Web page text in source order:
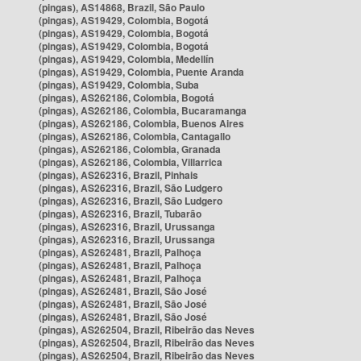
(pingas), AS14868, Brazil, São Paulo
(pingas), AS19429, Colombia, Bogotá
(pingas), AS19429, Colombia, Bogotá
(pingas), AS19429, Colombia, Bogotá
(pingas), AS19429, Colombia, Medellín
(pingas), AS19429, Colombia, Puente Aranda
(pingas), AS19429, Colombia, Suba
(pingas), AS262186, Colombia, Bogotá
(pingas), AS262186, Colombia, Bucaramanga
(pingas), AS262186, Colombia, Buenos Aires
(pingas), AS262186, Colombia, Cantagallo
(pingas), AS262186, Colombia, Granada
(pingas), AS262186, Colombia, Villarrica
(pingas), AS262316, Brazil, Pinhais
(pingas), AS262316, Brazil, São Ludgero
(pingas), AS262316, Brazil, São Ludgero
(pingas), AS262316, Brazil, Tubarão
(pingas), AS262316, Brazil, Urussanga
(pingas), AS262316, Brazil, Urussanga
(pingas), AS262481, Brazil, Palhoça
(pingas), AS262481, Brazil, Palhoça
(pingas), AS262481, Brazil, Palhoça
(pingas), AS262481, Brazil, São José
(pingas), AS262481, Brazil, São José
(pingas), AS262481, Brazil, São José
(pingas), AS262504, Brazil, Ribeirão das Neves
(pingas), AS262504, Brazil, Ribeirão das Neves
(pingas), AS262504, Brazil, Ribeirão das Neves